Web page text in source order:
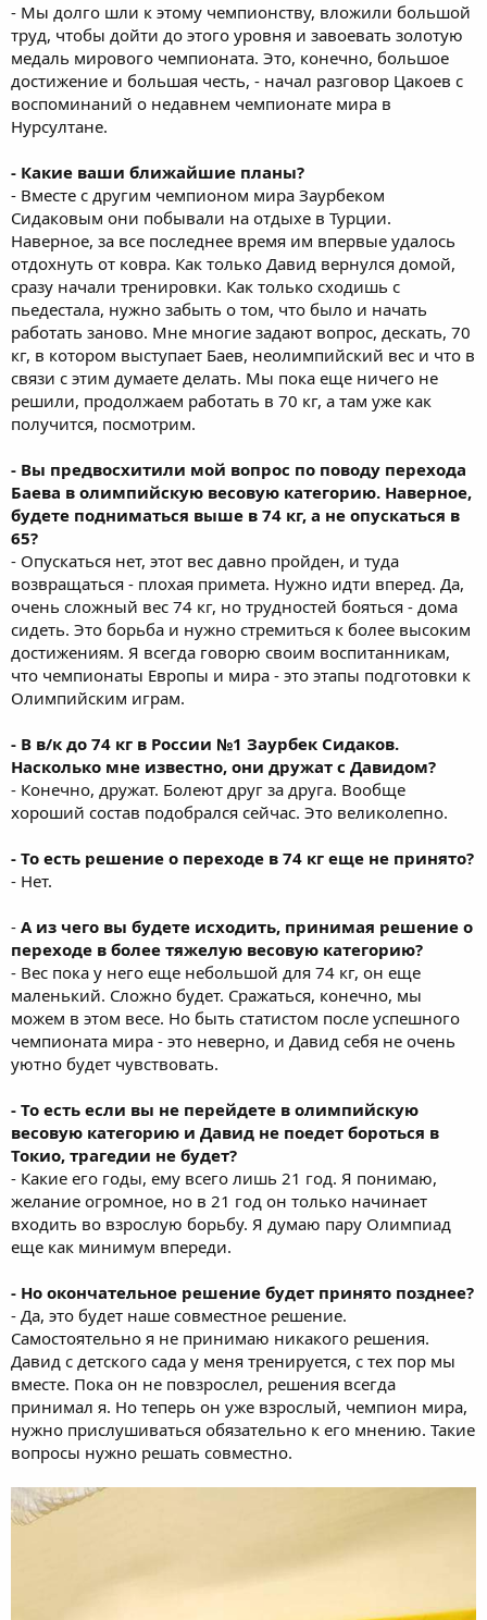
- Мы долго шли к этому чемпионству, вложили большой
труд, чтобы дойти до этого уровня и завоевать золотую
медаль мирового чемпионата. Это, конечно, большое
достижение и большая честь, - начал разговор Цакоев с
воспоминаний о недавнем чемпионате мира в
Нурсултане.
- Какие ваши ближайшие планы?
- Вместе с другим чемпионом мира Заурбеком
Сидаковым они побывали на отдыхе в Турции.
Наверное, за все последнее время им впервые удалось
отдохнуть от ковра. Как только Давид вернулся домой,
сразу начали тренировки. Как только сходишь с
пьедестала, нужно забыть о том, что было и начать
работать заново. Мне многие задают вопрос, дескать, 70
кг, в котором выступает Баев, неолимпийский вес и что в
связи с этим думаете делать. Мы пока еще ничего не
решили, продолжаем работать в 70 кг, а там уже как
получится, посмотрим.
- Вы предвосхитили мой вопрос по поводу перехода
Баева в олимпийскую весовую категорию. Наверное,
будете подниматься выше в 74 кг, а не опускаться в
65?
- Опускаться нет, этот вес давно пройден, и туда
возвращаться - плохая примета. Нужно идти вперед. Да,
очень сложный вес 74 кг, но трудностей бояться - дома
сидеть. Это борьба и нужно стремиться к более высоким
достижениям. Я всегда говорю своим воспитанникам,
что чемпионаты Европы и мира - это этапы подготовки к
Олимпийским играм.
- В в/к до 74 кг в России №1 Заурбек Сидаков.
Насколько мне известно, они дружат с Давидом?
- Конечно, дружат. Болеют друг за друга. Вообще
хороший состав подобрался сейчас. Это великолепно.
- То есть решение о переходе в 74 кг еще не принято?
- Нет.
- А из чего вы будете исходить, принимая решение о
переходе в более тяжелую весовую категорию?
- Вес пока у него еще небольшой для 74 кг, он еще
маленький. Сложно будет. Сражаться, конечно, мы
можем в этом весе. Но быть статистом после успешного
чемпионата мира - это неверно, и Давид себя не очень
уютно будет чувствовать.
- То есть если вы не перейдете в олимпийскую
весовую категорию и Давид не поедет бороться в
Токио, трагедии не будет?
- Какие его годы, ему всего лишь 21 год. Я понимаю,
желание огромное, но в 21 год он только начинает
входить во взрослую борьбу. Я думаю пару Олимпиад
еще как минимум впереди.
- Но окончательное решение будет принято позднее?
- Да, это будет наше совместное решение.
Самостоятельно я не принимаю никакого решения.
Давид с детского сада у меня тренируется, с тех пор мы
вместе. Пока он не повзрослел, решения всегда
принимал я. Но теперь он уже взрослый, чемпион мира,
нужно прислушиваться обязательно к его мнению. Такие
вопросы нужно решать совместно.